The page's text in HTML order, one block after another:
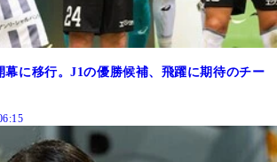
幕に移行。J1の優勝候補、飛躍に期待のチー